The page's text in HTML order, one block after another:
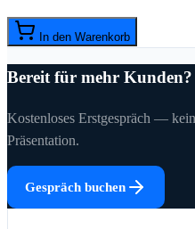
In den Warenkorb
Bereit für mehr Kunden?
Kostenloses Erstgespräch —
Präsentation.
Gespräch buchen